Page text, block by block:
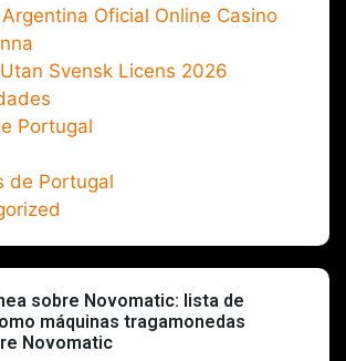
Oficial Online Casino
Svensk Licens 2026
Portugal
de Portugal
sobre Novomatic: lista de
máquinas tragamonedas
Novomatic